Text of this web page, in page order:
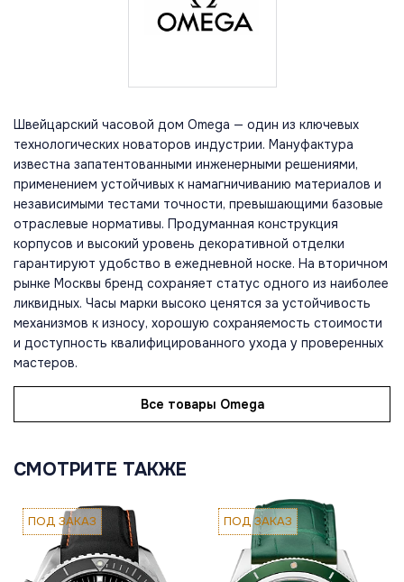
Швейцарский часовой дом Omega — один из ключевых
технологических новаторов индустрии. Мануфактура
известна запатентованными инженерными решениями,
применением устойчивых к намагничиванию материалов и
независимыми тестами точности, превышающими базовые
отраслевые нормативы. Продуманная конструкция
корпусов и высокий уровень декоративной отделки
гарантируют удобство в ежедневной носке. На вторичном
рынке Москвы бренд сохраняет статус одного из наиболее
ликвидных. Часы марки высоко ценятся за устойчивость
механизмов к износу, хорошую сохраняемость стоимости
и доступность квалифицированного ухода у проверенных
мастеров.
Все товары Omega
СМОТРИТЕ ТАКЖЕ
ПОД ЗАКАЗ ПОД ЗАКАЗ